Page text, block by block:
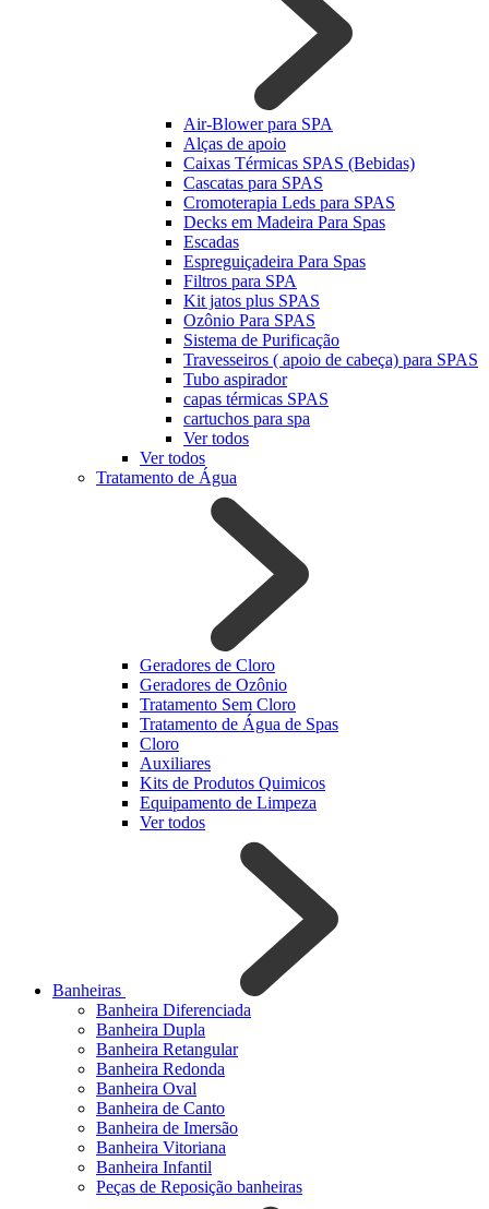
Air-Blower para SPA
Alças de apoio
Caixas Térmicas SPAS (Bebidas)
Cascatas para SPAS
Cromoterapia Leds para SPAS
Decks em Madeira Para Spas
Escadas
Espreguiçadeira Para Spas
Filtros para SPA
Kit jatos plus SPAS
Ozônio Para SPAS
Sistema de Purificação
Travesseiros ( apoio de cabeça) para SPAS
Tubo aspirador
capas térmicas SPAS
cartuchos para spa
Ver todos
Ver todos
Tratamento de Água
Geradores de Cloro
Geradores de Ozônio
Tratamento Sem Cloro
Tratamento de Água de Spas
Cloro
Auxiliares
Kits de Produtos Quimicos
Equipamento de Limpeza
Ver todos
Banheiras
Banheira Diferenciada
Banheira Dupla
Banheira Retangular
Banheira Redonda
Banheira Oval
Banheira de Canto
Banheira de Imersão
Banheira Vitoriana
Banheira Infantil
Peças de Reposição banheiras